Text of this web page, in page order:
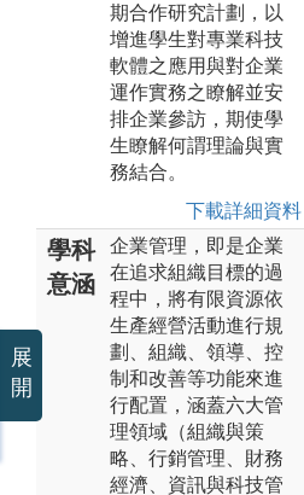
期合作研究計劃，以
增進學生對專業科技
軟體之應用與對企業
運作實務之瞭解並安
排企業參訪，期使學
生瞭解何謂理論與實
務結合。
下載詳細資料
學科
意涵
企業管理，即是企業
在追求組織目標的過
程中，將有限資源依
生產經營活動進行規
劃、組織、領導、控
制和改善等功能來進
行配置，涵蓋六大管
理領域（組織與策
略、行銷管理、財務
經濟、資訊與科技管
展
開